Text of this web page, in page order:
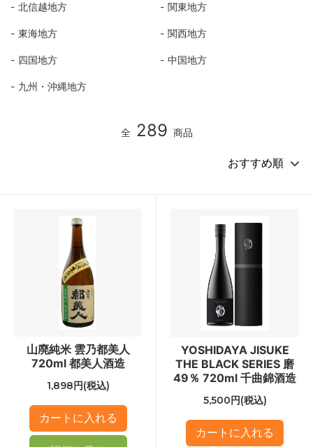
北信越地方 関東地方
東海地方 関西地方
四国地方 中国地方
九州・沖縄地方
全 289 商品
山廃純米 雲乃都美人
720ml 都美人酒造
1,898円(税込)
YOSHIDAYA JISUKE
THE BLACK SERIES 磨
49％ 720ml 千曲錦酒造
5,500円(税込)